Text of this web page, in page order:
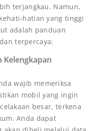
terjangkau. Namun,
hatian yang tinggi
adalah panduan
terpercaya:
Kelengkapan
wajib memeriksa
mobil yang ingin
besar, terkena
Anda dapat